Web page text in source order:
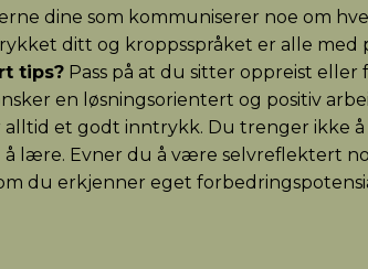
dine som kommuniserer noe om
ditt og kroppsspråket er alle med
tips? Pass på at du sitter oppreist
en løsningsorientert og positiv
et godt inntrykk. Du trenger ikke
lære. Evner du å være selvreflektert
du erkjenner eget